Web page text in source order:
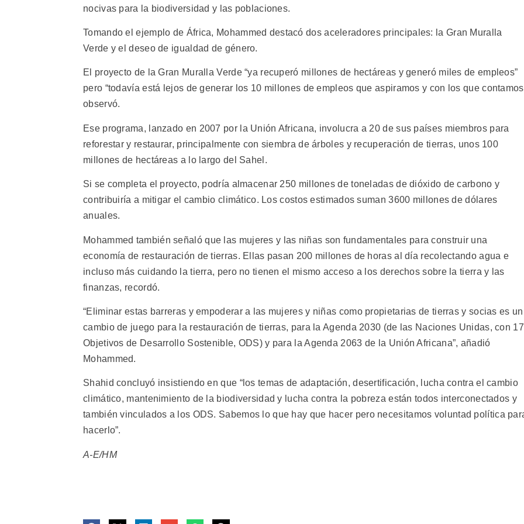
nocivas para la biodiversidad y las poblaciones.
Tomando el ejemplo de África, Mohammed destacó dos aceleradores principales: la Gran Muralla
Verde y el deseo de igualdad de género.
El proyecto de la Gran Muralla Verde “ya recuperó millones de hectáreas y generó miles de empleos”
pero “todavía está lejos de generar los 10 millones de empleos que aspiramos y con los que
observó.
Ese programa, lanzado en 2007 por la Unión Africana, involucra a 20 de sus países miembros para
reforestar y restaurar, principalmente con siembra de árboles y recuperación de tierras, unos 100
millones de hectáreas a lo largo del Sahel.
Si se completa el proyecto, podría almacenar 250 millones de toneladas de dióxido de carbono y
contribuiría a mitigar el cambio climático. Los costos estimados suman 3600 millones de dólares
anuales.
Mohammed también señaló que las mujeres y las niñas son fundamentales para construir una
economía de restauración de tierras. Ellas pasan 200 millones de horas al día recolectando agua e
incluso más cuidando la tierra, pero no tienen el mismo acceso a los derechos sobre la tierra y las
finanzas, recordó.
“Eliminar estas barreras y empoderar a las mujeres y niñas como propietarias de tierras y socias es un
cambio de juego para la restauración de tierras, para la Agenda 2030 (de las Naciones Unidas, con 17
Objetivos de Desarrollo Sostenible, ODS) y para la Agenda 2063 de la Unión Africana”, añadió
Mohammed.
Shahid concluyó insistiendo en que “los temas de adaptación, desertificación, lucha contra el cambio
climático, mantenimiento de la biodiversidad y lucha contra la pobreza están todos interconectados y
también vinculados a los ODS. Sabemos lo que hay que hacer pero necesitamos voluntad política
hacerlo”.
A-E/HM